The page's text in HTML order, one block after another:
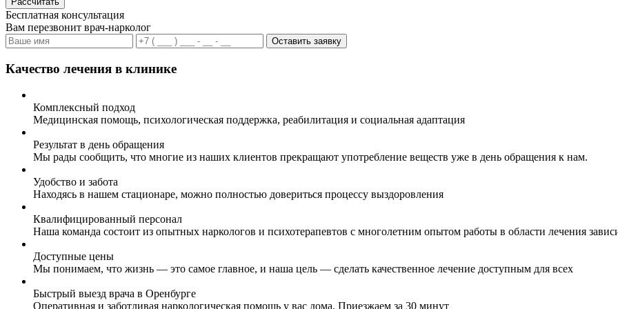
Бесплатная консультация
Вам перезвонит врач-нарколог
Оставить заявку
Качество лечения в клинике
Комплексный подход
Медицинская помощь, психологическая поддержка, реабилитация и социальная адаптация
Результат в день обращения
Мы рады сообщить, что многие из наших клиентов прекращают употребление веществ уже в день обращения к нам.
Удобство и забота
Находясь в нашем стационаре, можно полностью довериться процессу выздоровления
Квалифицированный персонал
Наша команда состоит из опытных наркологов и психотерапевтов с многолетним опытом работы в области лечения
Доступные цены
Мы понимаем, что жизнь — это самое главное, и наша цель — сделать качественное лечение доступным для всех
Быстрый выезд врача в Оренбурге
Оперативная и заботливая наркологическая помощь у вас дома. Приезжаем за 30 минут